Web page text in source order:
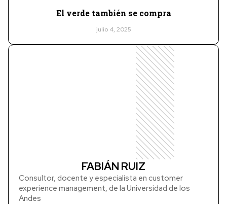
El verde también se compra
julio 4, 2025
FABIÁN RUIZ
Consultor, docente y especialista en customer
experience management, de la Universidad de los
Andes